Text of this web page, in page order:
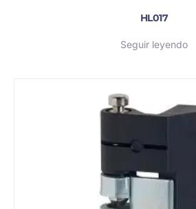
HL017
Seguir leyendo